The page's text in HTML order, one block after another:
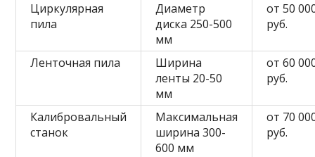
Циркулярная
пила
Диаметр
диска 250-500
мм
от 50
руб.
Ленточная пила
Ширина
ленты 20-50
мм
от 60
руб.
Калибровальный
станок
Максимальная
ширина 300-
600 мм
от 70
руб.